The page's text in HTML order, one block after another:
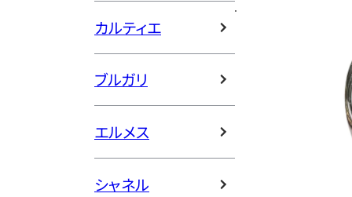
カルティエ
ブルガリ
エルメス
シャネル